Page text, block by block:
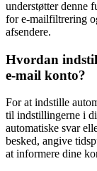
understøtter denne
for e-mailfiltrering
afsendere.
Hvordan
e-mail konto?
For at indstille
til indstillingerne i
automatiske svar
besked, angive
at informere dine